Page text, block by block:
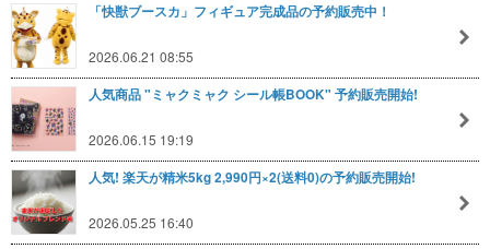
「快獣ブースカ」フィギュア完成品の予約販売中！
2026.06.21 08:55
人気商品 "ミャクミャク シール帳BOOK" 予約販売開始!
2026.06.15 19:19
人気! 楽天が精米5kg 2,990円×2(送料0)の予約販売開始!
2026.05.25 16:40